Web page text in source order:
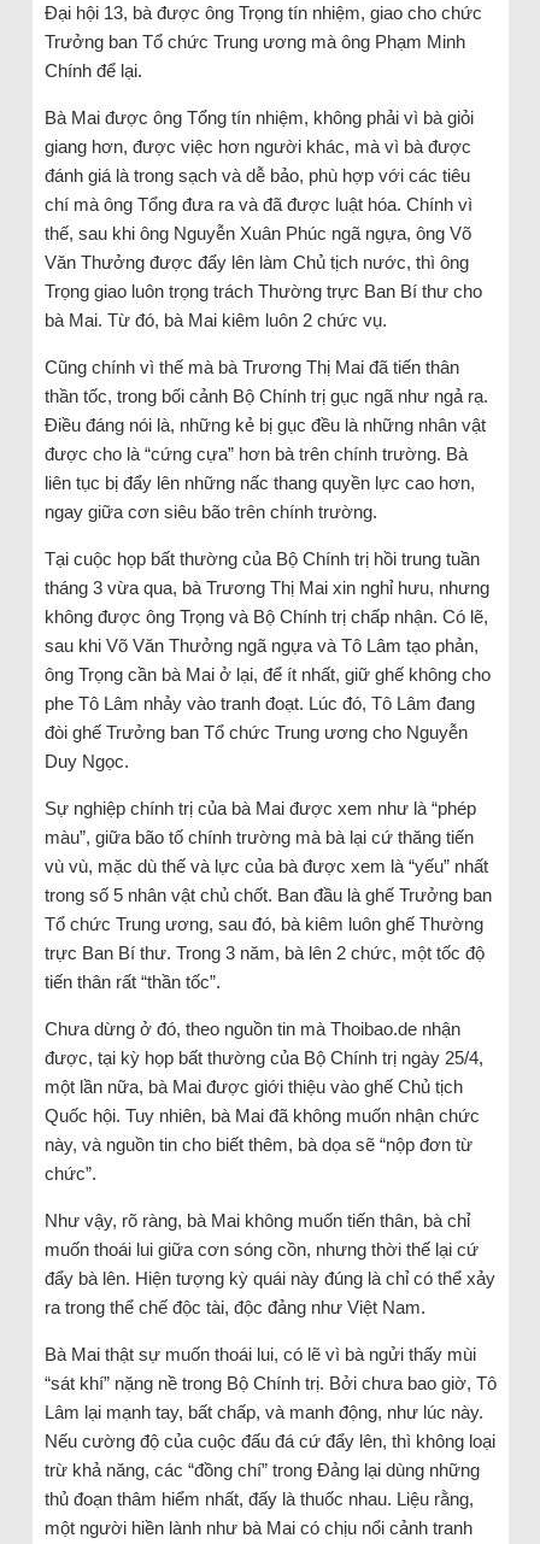
Đại hội 13, bà được ông Trọng tín nhiệm, giao cho chức
Trưởng ban Tổ chức Trung ương mà ông Phạm Minh
Chính để lại.
Bà Mai được ông Tổng tín nhiệm, không phải vì bà giỏi
giang hơn, được việc hơn người khác, mà vì bà được
đánh giá là trong sạch và dễ bảo, phù hợp với các tiêu
chí mà ông Tổng đưa ra và đã được luật hóa. Chính vì
thế, sau khi ông Nguyễn Xuân Phúc ngã ngựa, ông Võ
Văn Thưởng được đẩy lên làm Chủ tịch nước, thì ông
Trọng giao luôn trọng trách Thường trực Ban Bí thư cho
bà Mai. Từ đó, bà Mai kiêm luôn 2 chức vụ.
Cũng chính vì thế mà bà Trương Thị Mai đã tiến thân
thần tốc, trong bối cảnh Bộ Chính trị gục ngã như ngả rạ.
Điều đáng nói là, những kẻ bị gục đều là những nhân vật
được cho là “cứng cựa” hơn bà trên chính trường. Bà
liên tục bị đẩy lên những nấc thang quyền lực cao hơn,
ngay giữa cơn siêu bão trên chính trường.
Tại cuộc họp bất thường của Bộ Chính trị hồi trung tuần
tháng 3 vừa qua, bà Trương Thị Mai xin nghỉ hưu, nhưng
không được ông Trọng và Bộ Chính trị chấp nhận. Có lẽ,
sau khi Võ Văn Thưởng ngã ngựa và Tô Lâm tạo phản,
ông Trọng cần bà Mai ở lại, để ít nhất, giữ ghế không cho
phe Tô Lâm nhảy vào tranh đoạt. Lúc đó, Tô Lâm đang
đòi ghế Trưởng ban Tổ chức Trung ương cho Nguyễn
Duy Ngọc.
Sự nghiệp chính trị của bà Mai được xem như là “phép
màu”, giữa bão tố chính trường mà bà lại cứ thăng tiến
vù vù, mặc dù thế và lực của bà được xem là “yếu” nhất
trong số 5 nhân vật chủ chốt. Ban đầu là ghế Trưởng ban
Tổ chức Trung ương, sau đó, bà kiêm luôn ghế Thường
trực Ban Bí thư. Trong 3 năm, bà lên 2 chức, một tốc độ
tiến thân rất “thần tốc”.
Chưa dừng ở đó, theo nguồn tin mà Thoibao.de nhận
được, tại kỳ họp bất thường của Bộ Chính trị ngày 25/4,
một lần nữa, bà Mai được giới thiệu vào ghế Chủ tịch
Quốc hội. Tuy nhiên, bà Mai đã không muốn nhận chức
này, và nguồn tin cho biết thêm, bà dọa sẽ “nộp đơn từ
chức”.
Như vậy, rõ ràng, bà Mai không muốn tiến thân, bà chỉ
muốn thoái lui giữa cơn sóng cồn, nhưng thời thế lại cứ
đẩy bà lên. Hiện tượng kỳ quái này đúng là chỉ có thể xảy
ra trong thể chế độc tài, độc đảng như Việt Nam.
Bà Mai thật sự muốn thoái lui, có lẽ vì bà ngửi thấy mùi
“sát khí” nặng nề trong Bộ Chính trị. Bởi chưa bao giờ, Tô
Lâm lại mạnh tay, bất chấp, và manh động, như lúc này.
Nếu cường độ của cuộc đấu đá cứ đẩy lên, thì không loại
trừ khả năng, các “đồng chí” trong Đảng lại dùng những
thủ đoạn thâm hiểm nhất, đấy là thuốc nhau. Liệu rằng,
một người hiền lành như bà Mai có chịu nổi cảnh tranh